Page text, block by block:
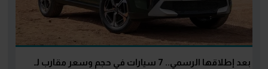
بعد إطلاقها الرسمي.. 7 سيارات في حجم وسعر مقارب لـ